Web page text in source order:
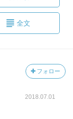
全文
フォロー
2018.07.01